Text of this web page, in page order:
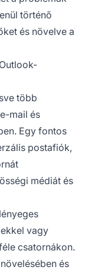
történő
és növelve a
több
mail és
Egy fontos
postafiók,
médiát és
vagy
csatornákon.
és